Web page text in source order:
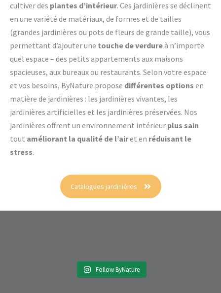
cultiver des plantes d’intérieur. Ces jardinières se déclinent
en une variété de matériaux, de formes et de tailles
(grandes jardinières ou pots de fleurs de grande taille), vous
permettant d’ajouter une touche de verdureà n’importe
quel espace – des petits appartements aux maisons
spacieuses, aux bureaux ou restaurants. Selon votre espace
et vos besoins, ByNature propose différentes options en
matière de jardinières : les jardinières vivantes, les
jardinières artificielles et les jardinières préservées. Nos
jardinières offrent un environnement intérieur plus sain
tout améliorant la qualité de l’airet en réduisant le
stress.
Catalogues jardinières
Follow ByNature